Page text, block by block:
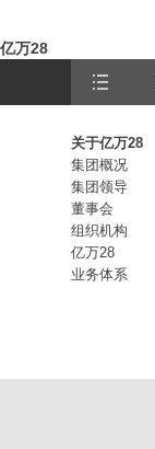
亿万28
关于亿万28
集团概况
集团领导
董事会
组织机构
亿万28
业务体系